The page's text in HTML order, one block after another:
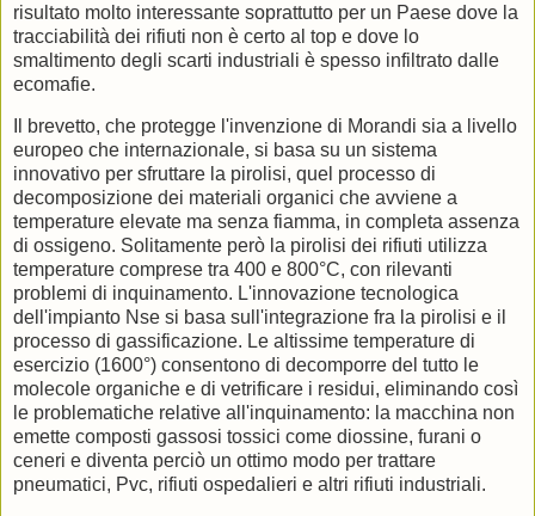
risultato molto interessante soprattutto per un Paese dove la
tracciabilità dei rifiuti non è certo al top e dove lo
smaltimento degli scarti industriali è spesso infiltrato dalle
ecomafie.
Il brevetto, che protegge l'invenzione di Morandi sia a livello
europeo che internazionale, si basa su un sistema
innovativo per sfruttare la pirolisi, quel processo di
decomposizione dei materiali organici che avviene a
temperature elevate ma senza fiamma, in completa assenza
di ossigeno. Solitamente però la pirolisi dei rifiuti utilizza
temperature comprese tra 400 e 800°C, con rilevanti
problemi di inquinamento. L'innovazione tecnologica
dell'impianto Nse si basa sull'integrazione fra la pirolisi e il
processo di gassificazione. Le altissime temperature di
esercizio (1600°) consentono di decomporre del tutto le
molecole organiche e di vetrificare i residui, eliminando così
le problematiche relative all'inquinamento: la macchina non
emette composti gassosi tossici come diossine, furani o
ceneri e diventa perciò un ottimo modo per trattare
pneumatici, Pvc, rifiuti ospedalieri e altri rifiuti industriali.